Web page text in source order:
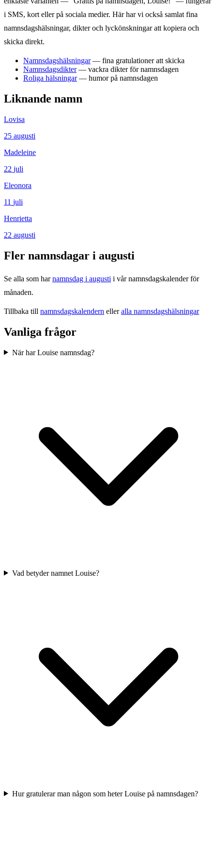
i SMS, kort eller på sociala medier. Här har vi också samlat fina
namnsdagshälsningar, dikter och lyckönskningar att kopiera och
skicka direkt.
Namnsdagshälsningar — fina gratulationer att skicka
Namnsdagsdikter— vackra dikter för namnsdagen
Roliga hälsningar— humor på namnsdagen
Liknande namn
Lovisa
25 augusti
Madeleine
22 juli
Eleonora
11 juli
Henrietta
22 augusti
Fler namnsdagar i augusti
Se alla som har namnsdag i augusti i vår namnsdagskalender för
månaden.
Tillbaka till namnsdagskalendern elleralla namnsdagshälsningar
Vanliga frågor
När har Louise namnsdag?
Vad betyder namnet Louise?
Hur gratulerar man någon som heter Louise på namnsdagen?